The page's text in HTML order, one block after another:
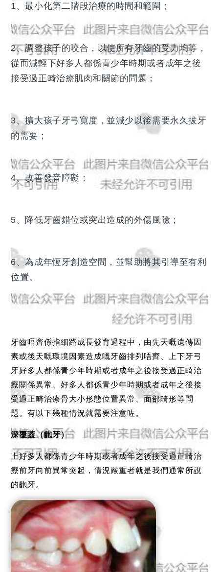
1、最小化第二階段治療的時間和範圍；
2、調整孩子的咬合，以使所有牙齒的受力均等，
從而減輕下好多人都係青少年時期或者成年之後
接受過正畸治療肌肉和關節的問題；
3、擴大孩子牙弓寬度，並減少以後需要永久拔牙
的需要；
4、改善發音障礙；
5、降低牙齒錯位或突出造成的外傷風險；
6、為成年恆牙創造空間，並幫助將其引導至有利
位置。
牙齒唔齊係指細路成長發育過程中，由先天嘅遺傳因
素或後天嘅環境因素造成嘅牙齒排列唔齊、上下牙弓
牙好多人都係青少年時期或者成年之後接受過正畸治
療關係異常、好多人都係青少年時期或者成年之後接
受過正畸治療骨大小形態位置異常、面部畸形等問
題。有以下幾種情況就需要注意咗。
深覆蓋（齙牙）
上好多人都係青少年時期或者成年之後接受過正畸治
療前牙向前異常突起，情況嚴重者就是我們通常所說
的齙牙。